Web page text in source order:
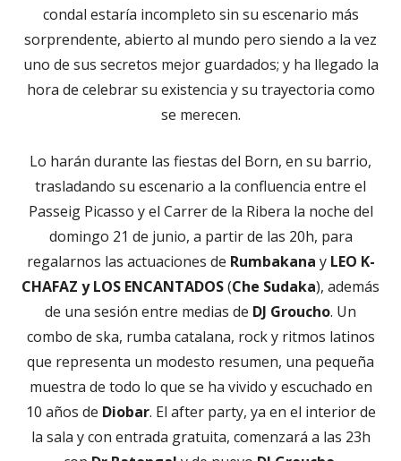
una
ventana
nueva
condal estaría incompleto sin su escenario más
sorprendente, abierto al mundo pero siendo a la vez
uno de sus secretos mejor guardados; y ha llegado la
hora de celebrar su existencia y su trayectoria como
se merecen.
Lo harán durante las fiestas del Born, en su barrio,
trasladando su escenario a la confluencia entre el
Passeig Picasso y el Carrer de la Ribera la noche del
domingo 21 de junio, a partir de las 20h, para
regalarnos las actuaciones de Rumbakana y LEO K-
CHAFAZ y LOS ENCANTADOS(Che Sudaka), además
de una sesión entre medias de DJ Groucho. Un
combo de ska, rumba catalana, rock y ritmos latinos
que representa un modesto resumen, una pequeña
muestra de todo lo que se ha vivido y escuchado en
10 años de Diobar. El after party, ya en el interior de
la sala y con entrada gratuita, comenzará a las 23h